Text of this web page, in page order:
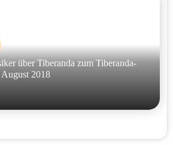
über Tiberanda zum Tiberanda-
2018